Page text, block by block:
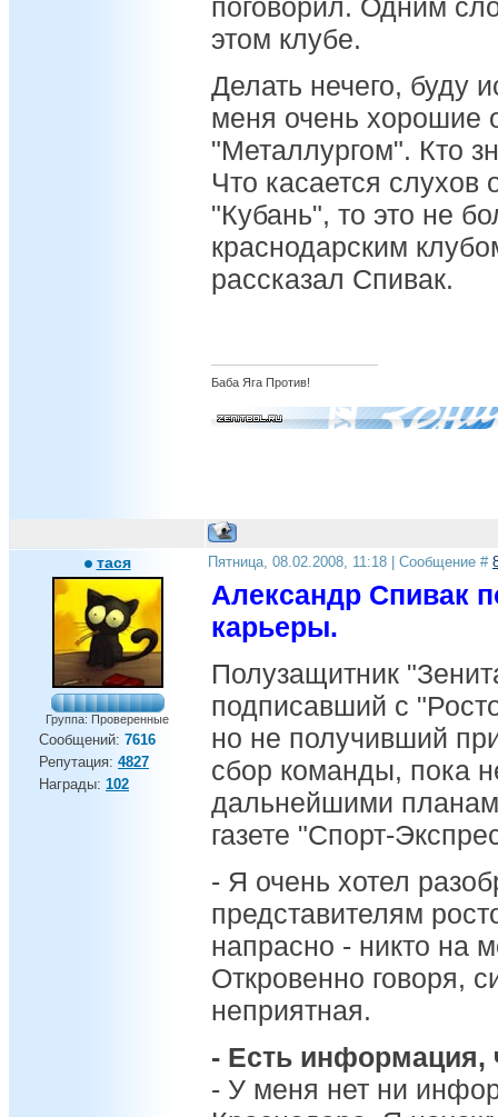
поговорил. Одним
этом клубе.
Делать нечего, буду
меня очень хорошие
"Металлургом". Кто
Что касается слухов
"Кубань", то это не
краснодарским
рассказал Спивак.
Баба Яга Против!
тася
Группа: Проверенные
Сообщений: 7616
Репутация: 4827
Награды: 102
Пятница, 08.02.2008, 11:18 | Сообщение #
Александр Спивак
карьеры.
Полузащитник
подписавший с
но не получивший
сбор команды, пока
дальнейшими
газете "Спорт-
- Я очень хотел
представителям
напрасно - никто на
Откровенно говоря,
неприятная.
- Есть информация,
- У меня нет ни